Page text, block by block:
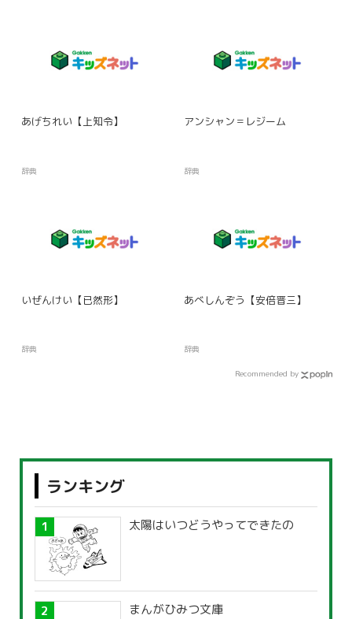
あげちれい【上知令】
辞典
アンシャン＝レジーム
辞典
いぜんけい【已然形】
辞典
あべしんぞう【安倍晋三】
辞典
Recommended by
ランキング
太陽はいつどうやってできたの
まんがひみつ文庫